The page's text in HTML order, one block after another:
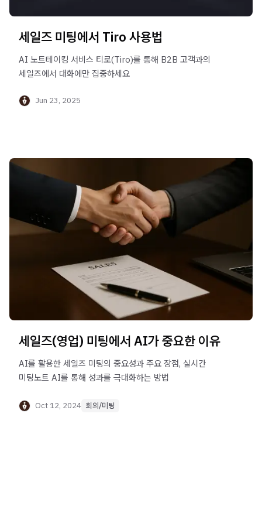
세일즈 미팅에서 Tiro 사용법
AI 노트테이킹 서비스 티로(Tiro)를 통해 B2B 고객과의
세일즈에서 대화에만 집중하세요
Jun 23, 2025
세일즈(영업) 미팅에서 AI가 중요한 이유
AI를 활용한 세일즈 미팅의 중요성과 주요 장점, 실시간
미팅노트 AI를 통해 성과를 극대화하는 방법
Oct 12, 2024 회의/미팅